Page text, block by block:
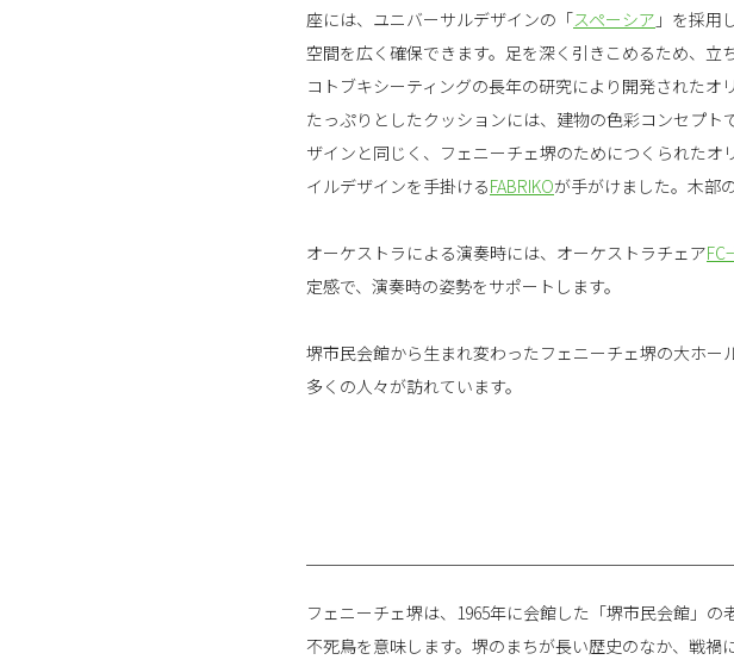
座には、ユニバーサルデザインの「スペーシア 」を採用
空間を広く確保できます。足を深く引きこめるため、立
コトブキシーティングの長年の研究により開発されたオ
たっぷりとしたクッションには、建物の色彩コンセプ
ザインと同じく、フェニーチェ堺のためにつくられた
イルデザインを手掛けるFABRIKOが手がけました。木部
オーケストラによる演奏時には、オーケストラチェア
定感で、演奏時の姿勢をサポートします。
堺市民会館から生まれ変わったフェニーチェ堺の大ホ
多くの人々が訪れています。
フェニーチェ堺は、1965年に会館した「堺市民会館」
不死鳥を意味します。堺のまちが長い歴史のなか、戦